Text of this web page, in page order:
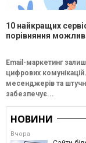
10 найкращих
порівняння
Email-маркетинг
цифрових
месенджерів та
забезпечує...
НОВИНИ
Вчора